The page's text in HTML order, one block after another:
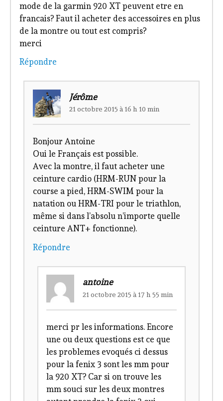
mode de la garmin 920 XT peuvent etre en
francais? Faut il acheter des accessoires en plus
de la montre ou tout est compris?
merci
Répondre
Jérôme
21 octobre 2015 à 16 h 10 min
Bonjour Antoine
Oui le Français est possible.
Avec la montre, il faut acheter une
ceinture cardio (HRM-RUN pour la
course a pied, HRM-SWIM pour la
natation ou HRM-TRI pour le triathlon,
même si dans l’absolu n’importe quelle
ceinture ANT+ fonctionne).
Répondre
antoine
21 octobre 2015 à 17 h 55 min
merci pr les informations. Encore
une ou deux questions est ce que
les problemes evoqués ci dessus
pour la fenix 3 sont les mm pour
la 920 XT? Car si on trouve les
mm souci sur les deux montres